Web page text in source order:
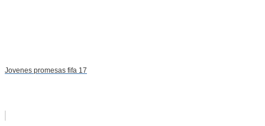
Jovenes promesas fifa 17